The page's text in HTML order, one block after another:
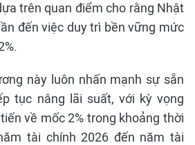
trên quan điểm cho rằng Nhật
đến việc duy trì bền vững mức
này luôn nhấn mạnh sự sẵn
tục nâng lãi suất, với kỳ vọng
về mốc 2% trong khoảng thời
tài chính 2026 đến năm tài